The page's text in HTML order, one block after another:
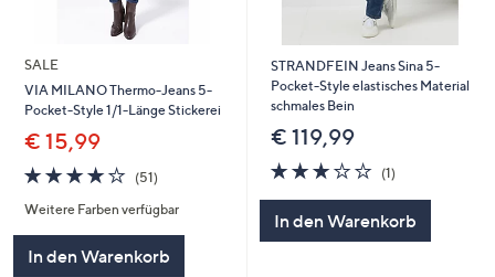
SALE
VIA MILANO Thermo-Jeans 5-
Pocket-Style 1/1-Länge Stickerei
€ 15,99
3.7
von
5
(51)51
Weitere Farben verfügbar
In den Warenkorb
STRANDFEIN Jeans Sina 5-
Pocket-Style elastisches Material
schmales Bein
€ 119,99
3.0
von
(1)1
In den Warenkorb